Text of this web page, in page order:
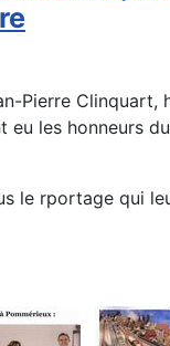
Pierre Clinquart,
eu les honneurs
le rportage qui